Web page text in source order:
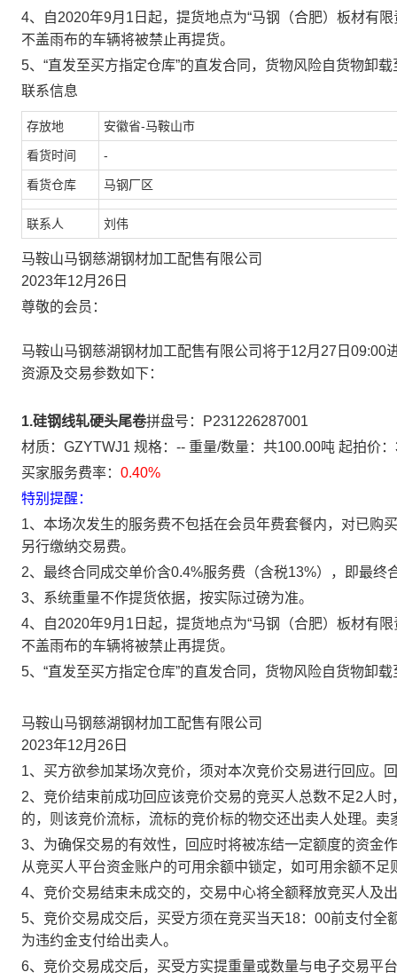
4、自2020年9月1日起，提货地点为“马钢（合肥）板材有
不盖雨布的车辆将被禁止再提货。
5、“直发至买方指定仓库”的直发合同，货物风险自货物卸
联系信息
存放地 安徽省-马鞍山市
看货时间 -
看货仓库 马钢厂区
联系人 刘伟
马鞍山马钢慈湖钢材加工配售有限公司
2023年12月26日
尊敬的会员：
马鞍山马钢慈湖钢材加工配售有限公司将于12月27日
资源及交易参数如下：
1.硅钢线轧硬头尾卷拼盘号：P231226287001
材质：GZYTWJ1 规格：-- 重量/数量：共100.00吨 起拍价：
买家服务费率： 0.40%
特别提醒：
1、本场次发生的服务费不包括在会员年费套餐内，对已购
另行缴纳交易费。
2、最终合同成交单价含0.4%服务费（含税13%），即最终
3、系统重量不作提货依据，按实际过磅为准。
4、自2020年9月1日起，提货地点为“马钢（合肥）板材有
不盖雨布的车辆将被禁止再提货。
5、“直发至买方指定仓库”的直发合同，货物风险自货物卸
马鞍山马钢慈湖钢材加工配售有限公司
2023年12月26日
1、买方欲参加某场次竞价，须对本次竞价交易进行回应。
2、竞价结束前成功回应该竞价交易的竞买人总数不足2人
的，则该竞价流标，流标的竞价标的物交还出卖人处理。
3、为确保交易的有效性，回应时将被冻结一定额度的资金
从竞买人平台资金账户的可用余额中锁定，如可用余额不足
4、竞价交易结束未成交的，交易中心将全额释放竞买人及
5、竞价交易成交后，买受方须在竞买当天18：00前支付
为违约金支付给出卖人。
6、竞价交易成交后，买受方实提重量或数量与电子交易平